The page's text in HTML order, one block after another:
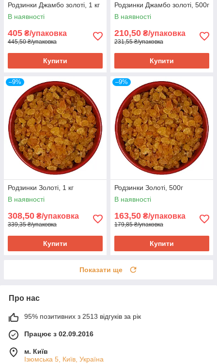
Родзинки Джамбо золоті, 1 кг
В наявності
405 ₴/упаковка
445,50 ₴/упаковка
Купити
Родзинки Джамбо золоті, 500г
В наявності
210,50 ₴/упаковка
231,55 ₴/упаковка
Купити
–9%
Родзинки Золоті, 1 кг
В наявності
308,50 ₴/упаковка
339,35 ₴/упаковка
Купити
–9%
Родзинки Золоті, 500г
В наявності
163,50 ₴/упаковка
179,85 ₴/упаковка
Купити
Показати ще
Про нас
95% позитивних з 2513 відгуків за рік
Працює з 02.09.2016
м. Київ
Ізюмська 5, Київ, Україна